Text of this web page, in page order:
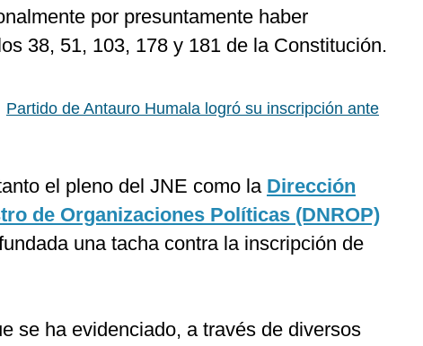
por presuntamente haber
38, 51, 103, 178 y 181 de la Constitución.
Partido de Antauro Humala logró su inscripción ante
el pleno del JNE como la Dirección
de Organizaciones Políticas (DNROP)
una tacha contra la inscripción de
se ha evidenciado, a través de diversos